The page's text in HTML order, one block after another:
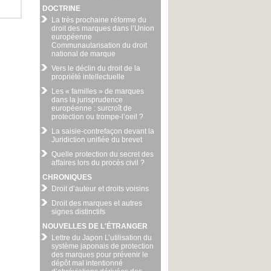
DOCTRINE
La très prochaine réforme du
droit des marques dans l’Union
européenne
Communautarisation du droit
national de marque
Vers le déclin du droit de la
propriété intellectuelle
Les « familles » de marques
dans la jurisprudence
européenne : surcroît de
protection ou trompe-l’oeil ?
La saisie-contrefaçon devant la
Juridiction unifiée du brevet
Quelle protection du secret des
affaires lors du procès civil ?
CHRONIQUES
Droit d’auteur et droits voisins
Droit des marques et autres
signes distinctifs
NOUVELLES DE L'ÉTRANGER
Lettre du Japon L’utilisation du
système japonais de protection
des marques pour prévenir le
dépôt mal intentionné